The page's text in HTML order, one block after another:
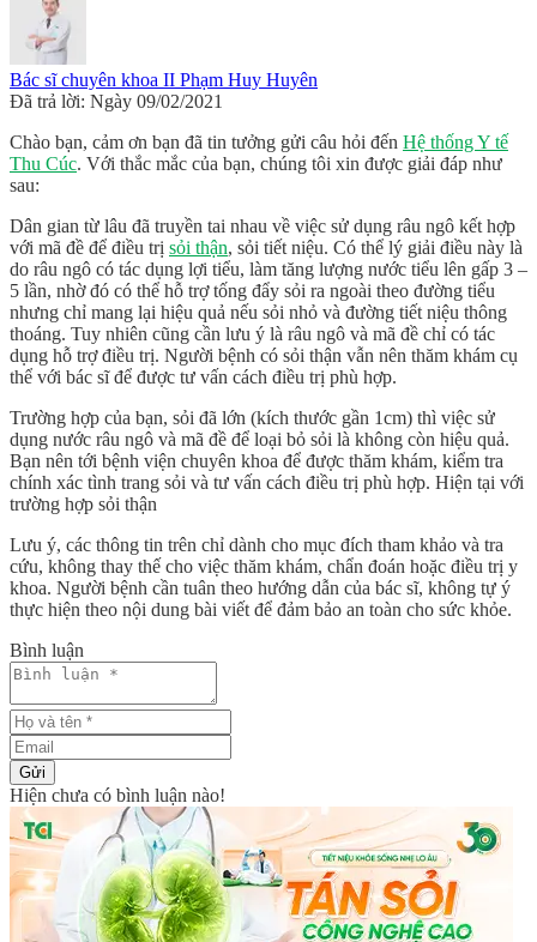
Bác sĩ chuyên khoa II Phạm Huy Huyên
Đã trả lời: Ngày 09/02/2021
Chào bạn, cảm ơn bạn đã tin tưởng gửi câu hỏi đến Hệ thống Y tế
Thu Cúc. Với thắc mắc của bạn, chúng tôi xin được giải đáp như
sau:
Dân gian từ lâu đã truyền tai nhau về việc sử dụng râu ngô kết hợp
với mã đề để điều trị sỏi thận, sỏi tiết niệu. Có thể lý giải điều này là
do râu ngô có tác dụng lợi tiểu, làm tăng lượng nước tiểu lên gấp 3 –
5 lần, nhờ đó có thể hỗ trợ tống đẩy sỏi ra ngoài theo đường tiểu
nhưng chỉ mang lại hiệu quả nếu sỏi nhỏ và đường tiết niệu thông
thoáng. Tuy nhiên cũng cần lưu ý là râu ngô và mã đề chỉ có tác
dụng hỗ trợ điều trị. Người bệnh có sỏi thận vẫn nên thăm khám cụ
thể với bác sĩ để được tư vấn cách điều trị phù hợp.
Trường hợp của bạn, sỏi đã lớn (kích thước gần 1cm) thì việc sử
dụng nước râu ngô và mã đề để loại bỏ sỏi là không còn hiệu quả.
Bạn nên tới bệnh viện chuyên khoa để được thăm khám, kiểm tra
chính xác tình trang sỏi và tư vấn cách điều trị phù hợp. Hiện tại với
trường hợp sỏi thận
Lưu ý, các thông tin trên chỉ dành cho mục đích tham khảo và tra
cứu, không thay thế cho việc thăm khám, chẩn đoán hoặc điều trị y
khoa. Người bệnh cần tuân theo hướng dẫn của bác sĩ, không tự ý
thực hiện theo nội dung bài viết để đảm bảo an toàn cho sức khỏe.
Bình luận
Gửi
Hiện chưa có bình luận nào!